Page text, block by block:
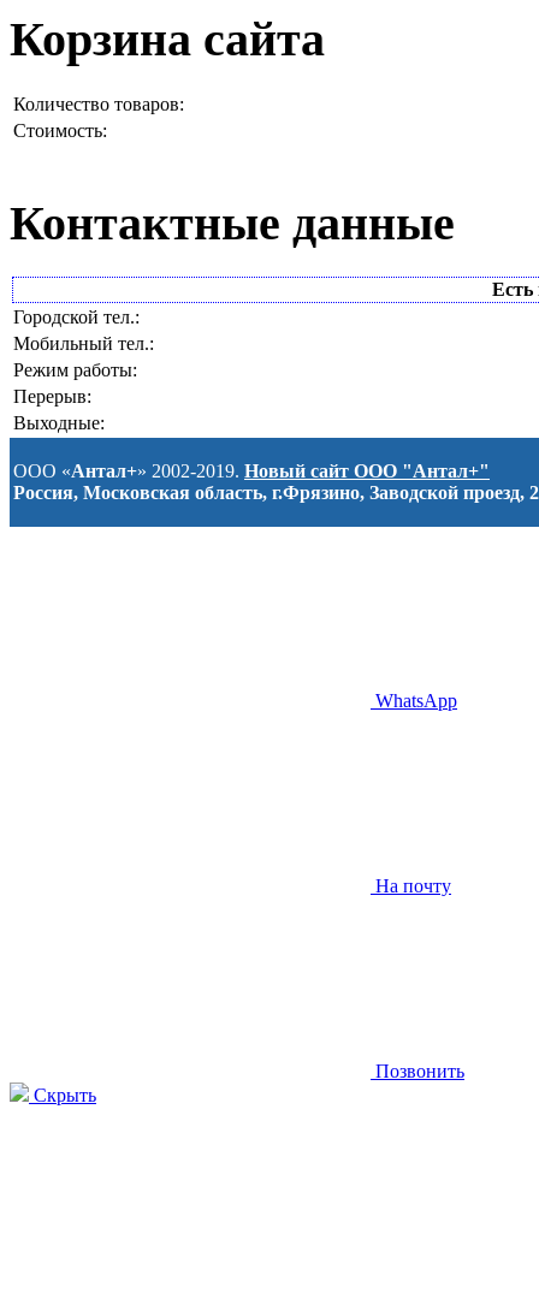
Корзина сайта
Количество товаров:
Стоимость:
Контактные данные
Есть
Городской тел.:
Мобильный тел.:
Режим работы:
Перерыв:
Выходные:
ООО «Антал+» 2002-2019. Новый сайт ООО "Антал+"
Россия, Московская область, г.Фрязино, Заводской проезд, 2
WhatsApp
На почту
Позвонить
Скрыть